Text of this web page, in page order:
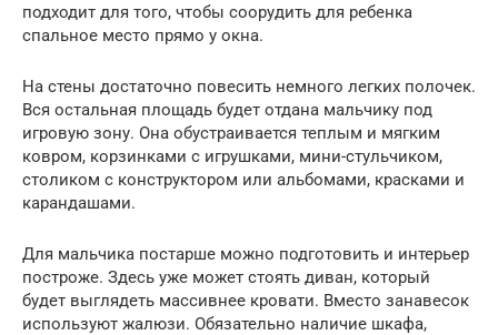
подходит для того, чтобы соорудить для ребенка
спальное место прямо у окна.
На стены достаточно повесить немного легких полочек.
Вся остальная площадь будет отдана мальчику под
игровую зону. Она обустраивается теплым и мягким
ковром, корзинками с игрушками, мини-стульчиком,
столиком с конструктором или альбомами, красками и
карандашами.
Для мальчика постарше можно подготовить и интерьер
построже. Здесь уже может стоять диван, который
будет выглядеть массивнее кровати. Вместо занавесок
используют жалюзи. Обязательно наличие шкафа,